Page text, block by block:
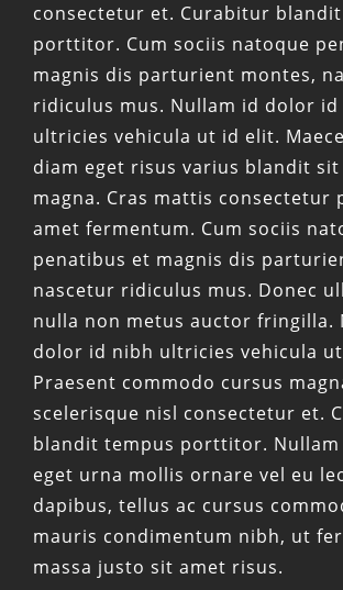
consectetur et. Curabitur
porttitor. Cum sociis natoque
magnis dis parturient montes,
ridiculus mus. Nullam id dolor id
ultricies vehicula ut id elit.
diam eget risus varius blandit
magna. Cras mattis consectetur
amet fermentum. Cum sociis
penatibus et magnis dis
nascetur ridiculus mus. Donec
nulla non metus auctor fringilla.
dolor id nibh ultricies vehicula
Praesent commodo cursus
scelerisque nisl consectetur et.
blandit tempus porttitor. Nullam
eget urna mollis ornare vel eu
dapibus, tellus ac cursus
mauris condimentum nibh, ut
massa justo sit amet risus.